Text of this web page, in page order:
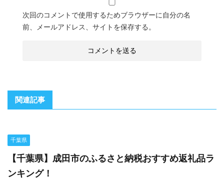
次回のコメントで使用するためブラウザーに自分の名
前、メールアドレス、サイトを保存する。
関連記事
千葉県
【千葉県】成田市のふるさと納税おすすめ返礼品ラ
ンキング！